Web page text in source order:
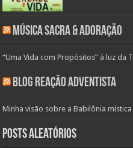
Música Sacra & Adoração
“Uma Vida com Propósitos” à luz da
Blog Reação Adventista
Minha visão sobre a Babilônia
Posts aleatórios